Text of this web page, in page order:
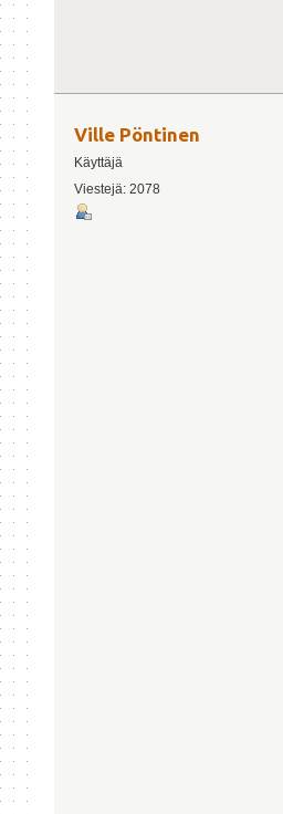
Ville Pöntinen
Käyttäjä
Viestejä: 2078